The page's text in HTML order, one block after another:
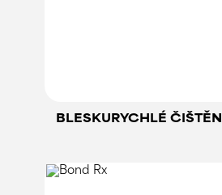
BLESKURYCHLÉ ČIŠTĚNÍ